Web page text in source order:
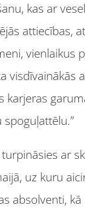
kas ar
attiecības,
vienlaikus
visdīvainākās
karjeras
spoguļattēlu.”
ar
uz kuru
absolventi,